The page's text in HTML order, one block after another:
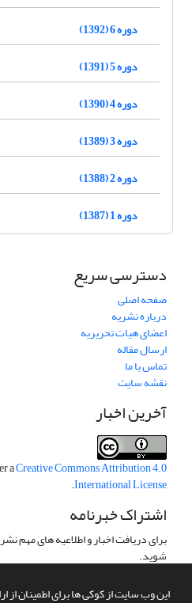
این وب سایت از کوکی ها برای اطمینان از
دوره 6 (1392)
دوره 5 (1391)
دوره 4 (1390)
دوره 3 (1389)
دوره 2 (1388)
دوره 1 (1387)
دسترسی سریع
صفحه اصلی
درباره نشریه
اعضای هیات تحریریه
ارسال مقاله
تماس با ما
نقشه سایت
آخرین اخبار
aCreative Commons Attribution 4.0
International License
.
اشتراک خبرنامه
برای دریافت اخبار و اطلاعیه های مهم
شوید.